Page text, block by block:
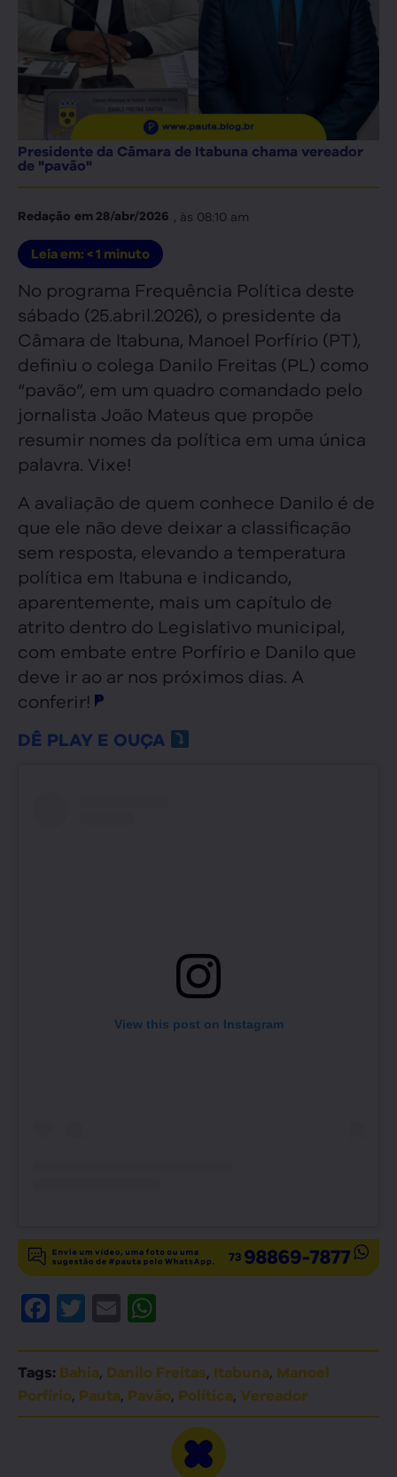
Presidente da Câmara de Itabuna chama vereador
de "pavão"
Redação em28/abr/2026 , às 08:10 am
Leia em: < 1 minuto
No programa Frequência Política deste
sábado (25.abril.2026), o presidente da
Câmara de Itabuna, Manoel Porfírio (PT),
definiu o colega Danilo Freitas (PL) como
“pavão”, em um quadro comandado pelo
jornalista João Mateus que propõe
resumir nomes da política em uma única
palavra. Vixe!
A avaliação de quem conhece Danilo é de
que ele não deve deixar a classificação
sem resposta, elevando a temperatura
política em Itabuna e indicando,
aparentemente, mais um capítulo de
atrito dentro do Legislativo municipal,
com embate entre Porfírio e Danilo que
deve ir ao ar nos próximos dias. A
conferir!
DÊ PLAY E OUÇA
View this post on Instagram
Facebook
Twitter
Email
Tags: Bahia, Danilo Freitas, Itabuna, Manoel
Porfírio, Pauta, Pavão, Política, Vereador